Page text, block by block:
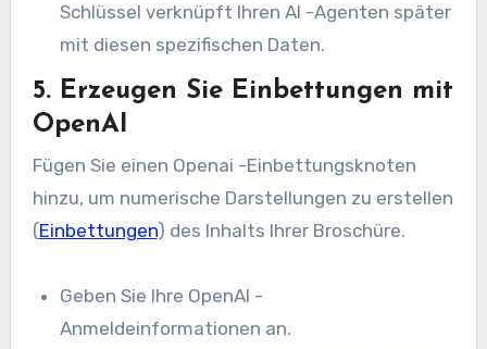
Schlüssel verknüpft Ihren AI -Agenten später
mit diesen spezifischen Daten.
5. Erzeugen Sie Einbettungen mit
OpenAI
Fügen Sie einen Openai -Einbettungsknoten
hinzu, um numerische Darstellungen zu erstellen
(Einbettungen) des Inhalts Ihrer Broschüre.
Geben Sie Ihre OpenAI -
Anmeldeinformationen an.